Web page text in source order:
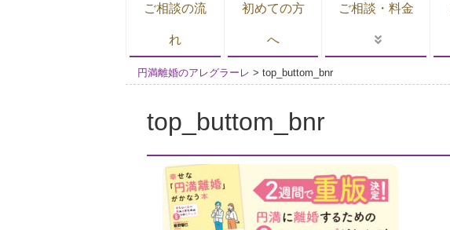
ご相談の流
れ
初めての方
へ
ご相談・料金
円満離婚のアレグラーレ > top_buttom_bnr
top_buttom_bnr